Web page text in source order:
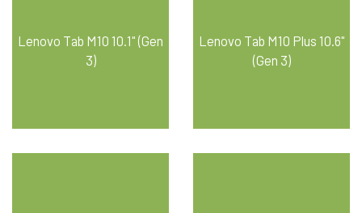
Lenovo Tab M10 10.1" (Gen
3)
Lenovo Tab M10 Plus 10.6"
(Gen 3)